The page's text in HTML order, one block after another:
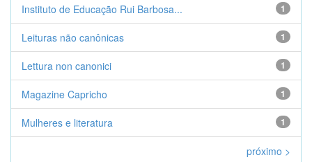
1
Instituto de Educação Rui Barbosa...
1
Leituras não canônicas
1
Lettura non canonici
1
Magazine Capricho
1
Mulheres e literatura
próximo >